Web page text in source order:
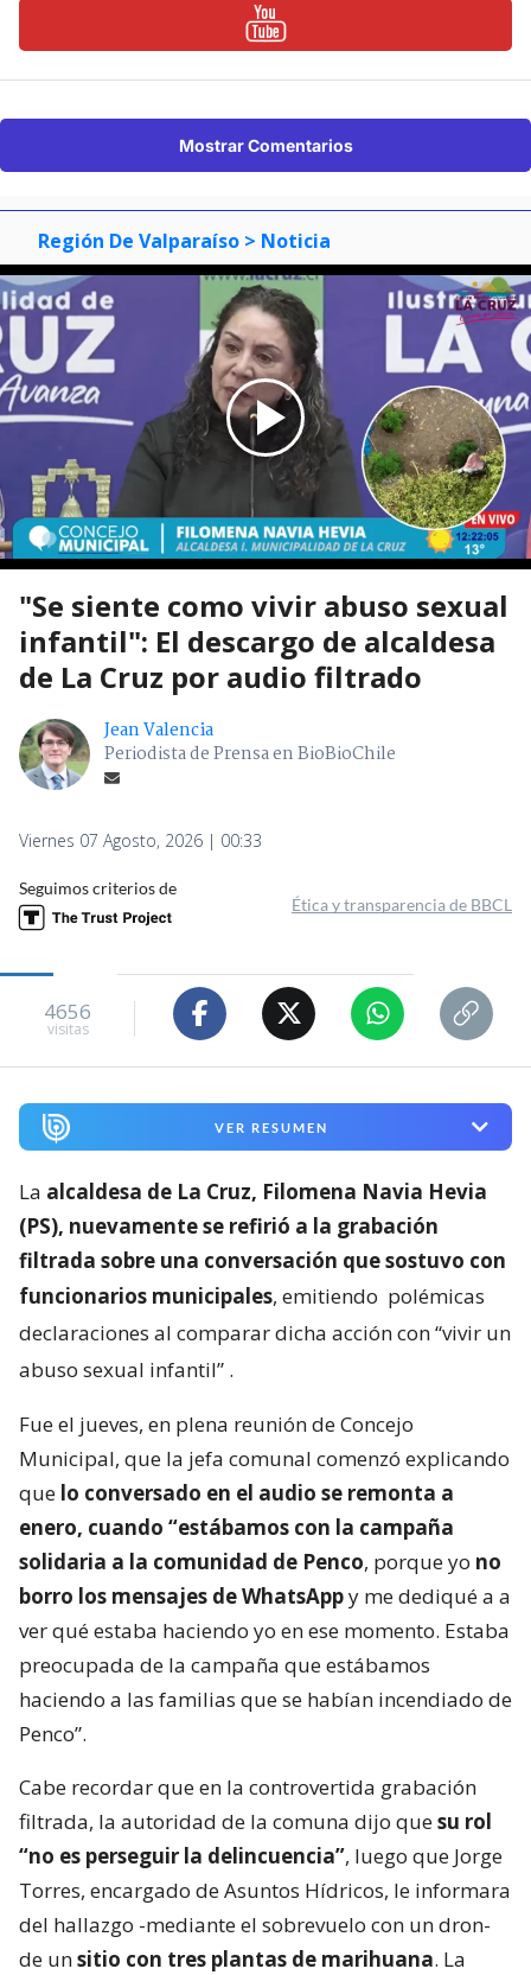
Mostrar Comentarios
Región De Valparaíso > Noticia
"Se siente como vivir abuso sexual
infantil": El descargo de alcaldesa
de La Cruz por audio filtrado
Jean Valencia
Periodista de Prensa en BioBioChile
Viernes 07 Agosto, 2026 | 00:33
Seguimos criterios de
Ética y transparencia de BBCL
4656
visitas
VER RESUMEN
La alcaldesa de La Cruz, Filomena Navia Hevia
(PS), nuevamente se refirió a la grabación
filtrada sobre una conversación que sostuvo con
funcionarios municipales, emitiendo polémicas
declaraciones al comparar dicha acción con “vivir un
abuso sexual infantil” .
Fue el jueves, en plena reunión de Concejo
Municipal, que la jefa comunal comenzó explicando
que lo conversado en el audio se remonta a
enero, cuando “estábamos con la campaña
solidaria a la comunidad de Penco, porque yo no
borro los mensajes de WhatsAppy me dediqué a a
ver qué estaba haciendo yo en ese momento. Estaba
preocupada de la campaña que estábamos
haciendo a las familias que se habían incendiado de
Penco”.
Cabe recordar que en la controvertida grabación
filtrada, la autoridad de la comuna dijo quesu rol
“no es perseguir la delincuencia”, luego que Jorge
Torres, encargado de Asuntos Hídricos, le informara
del hallazgo -mediante el sobrevuelo con un dron-
de unsitio con tres plantas de marihuana. La